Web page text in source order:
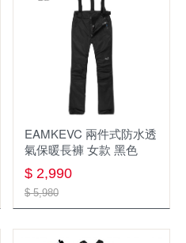
盤
EAMKEVC 兩件式防水透
氣保暖長褲 女款 黑色
$ 2,990
$ 5,980